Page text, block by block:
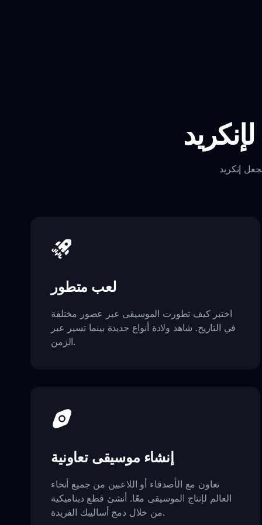
لعب متطور
اختبر كيف تطورت الموسيقى عبر عصور مختلفة
في التاريخ. شاهد ولادة أنواع جديدة بينما تسير عبر
الزمن.
إنشاء موسيقى تعاونية
تعاون مع الأصدقاء أو اللاعبين من جميع أنحاء
العالم لإنتاج الموسيقى معًا. أنشئ قطع ديناميكية
من خلال دمج أساليبك الفريدة.